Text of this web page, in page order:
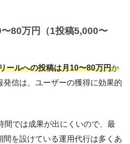
80万円（1投稿5,000〜
ールへの投稿は月10〜80万円か
発信は、ユーザーの獲得に効果的
間では成果が出にくいので、最
を設けている運用代行は多くあ